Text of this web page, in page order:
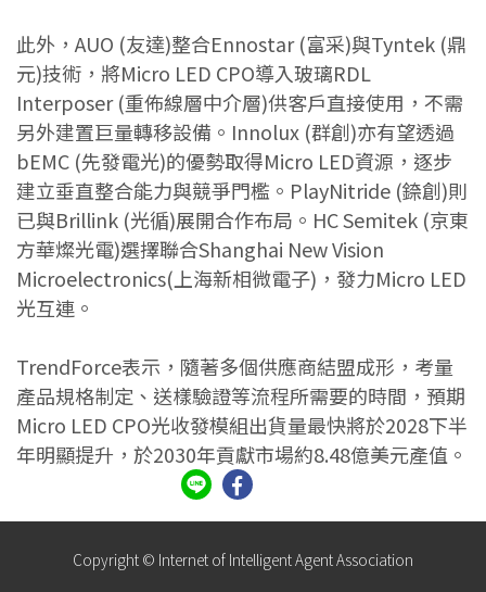
此外，AUO (友達)整合Ennostar (富采)與Tyntek (鼎
元)技術，將Micro LED CPO導入玻璃RDL
Interposer (重佈線層中介層)供客戶直接使用，不需
另外建置巨量轉移設備。Innolux (群創)亦有望透過
bEMC (先發電光)的優勢取得Micro LED資源，逐步
建立垂直整合能力與競爭門檻。PlayNitride (錼創)則
已與Brillink (光循)展開合作布局。HC Semitek (京東
方華燦光電)選擇聯合Shanghai New Vision
Microelectronics(上海新相微電子)，發力Micro LED
光互連。
TrendForce表示，隨著多個供應商結盟成形，考量
產品規格制定、送樣驗證等流程所需要的時間，預期
Micro LED CPO光收發模組出貨量最快將於2028下半
年明顯提升，於2030年貢獻市場約8.48億美元產值。
Copyright © Internet of Intelligent Agent Association